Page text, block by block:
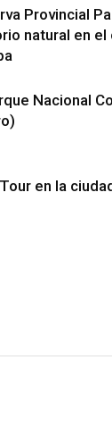
Provincial
natural en el
Nacional
en la